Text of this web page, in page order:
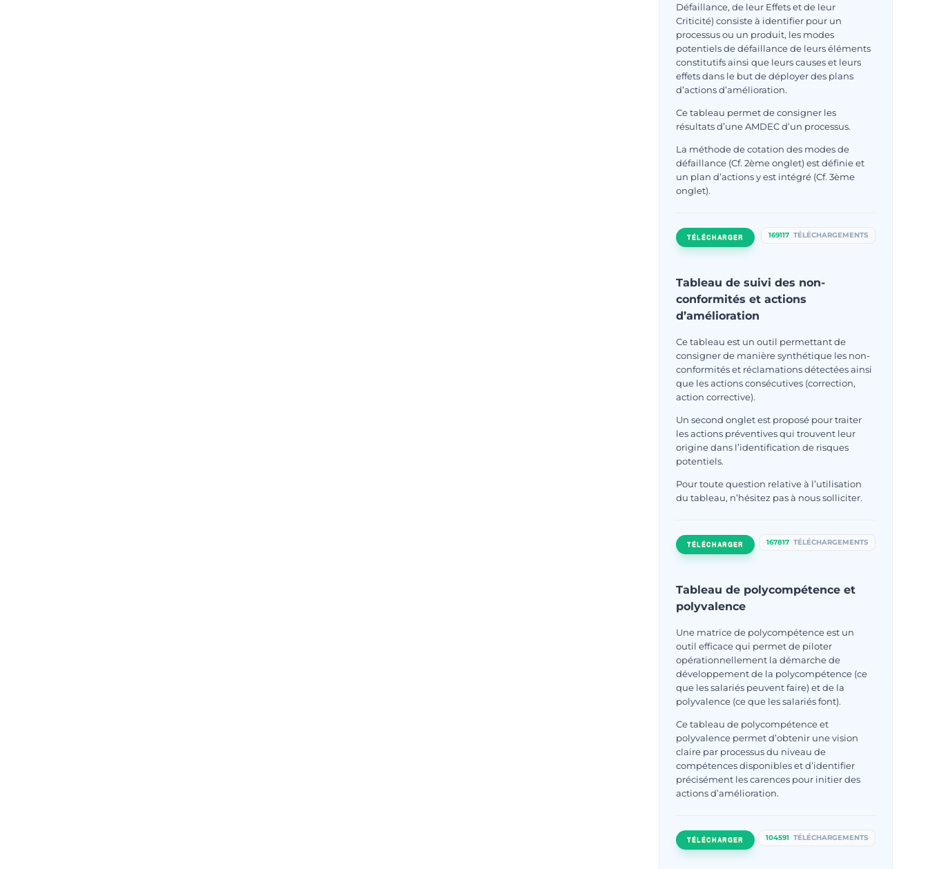
Défaillance, de leur Effets et de leur
Criticité) consiste à identifier pour un
processus ou un produit, les modes
potentiels de défaillance de leurs éléments
constitutifs ainsi que leurs causes et leurs
effets dans le but de déployer des plans
d’actions d’amélioration.
Ce tableau permet de consigner les
résultats d’une AMDEC d’un processus.
La méthode de cotation des modes de
défaillance (Cf. 2ème onglet) est définie et
un plan d’actions y est intégré (Cf. 3ème
onglet).
TÉLÉCHARGER 169117 TÉLÉCHARGEMENTS
Tableau de suivi des non-
conformités et actions
d’amélioration
Ce tableau est un outil permettant de
consigner de manière synthétique les non-
conformités et réclamations détectées ainsi
que les actions consécutives (correction,
action corrective).
Un second onglet est proposé pour traiter
les actions préventives qui trouvent leur
origine dans l’identification de risques
potentiels.
Pour toute question relative à l’utilisation
du tableau, n’hésitez pas à nous solliciter.
TÉLÉCHARGER 167817 TÉLÉCHARGEMENTS
Tableau de polycompétence et
polyvalence
Une matrice de polycompétence est un
outil efficace qui permet de piloter
opérationnellement la démarche de
développement de la polycompétence (ce
que les salariés peuvent faire) et de la
polyvalence (ce que les salariés font).
Ce tableau de polycompétence et
polyvalence permet d’obtenir une vision
claire par processus du niveau de
compétences disponibles et d’identifier
précisément les carences pour initier des
actions d’amélioration.
TÉLÉCHARGER 104591 TÉLÉCHARGEMENTS